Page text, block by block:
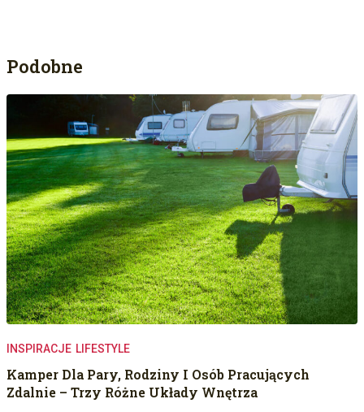
Podobne
INSPIRACJE LIFESTYLE
Kamper Dla Pary, Rodziny I Osób Pracujących
Zdalnie – Trzy Różne Układy Wnętrza